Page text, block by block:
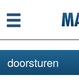
Menu
doorsturen